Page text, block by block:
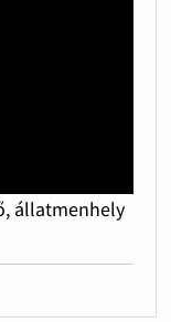
állatmenhely